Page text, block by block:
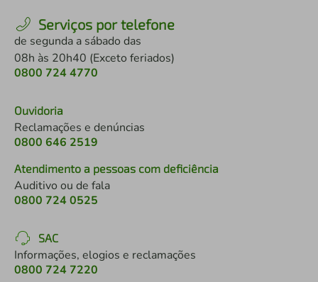
Serviços por telefone
de segunda a sábado das
08h às 20h40 (Exceto feriados)
0800 724 4770
Ouvidoria
Reclamações e denúncias
0800 646 2519
Atendimento a pessoas com deficiência
Auditivo ou de fala
0800 724 0525
SAC
Informações, elogios e reclamações
0800 724 7220